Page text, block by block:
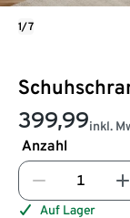
399,99inkl.
Anzahl
Auf Lager
1/7